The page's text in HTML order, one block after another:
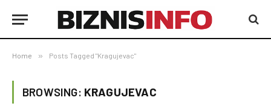
Home » Posts Tagged "Kragujevac"
BROWSING: KRAGUJEVAC